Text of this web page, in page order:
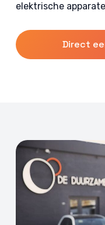
elektrische
Direct